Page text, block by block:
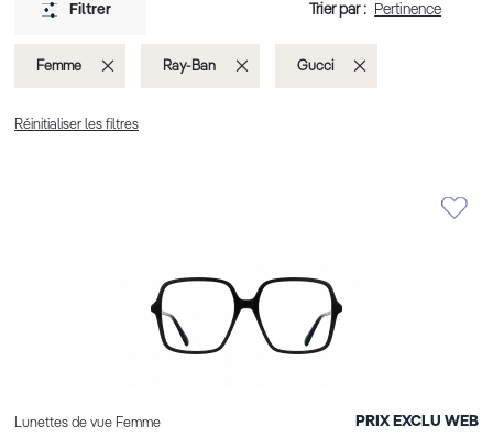
Lunettes de vue Femme PRIX EXCLU WEB
Filtrer Trier par :
Femme SupprimerRay-Ban SupprimerGucci
Réinitialiser les filtres